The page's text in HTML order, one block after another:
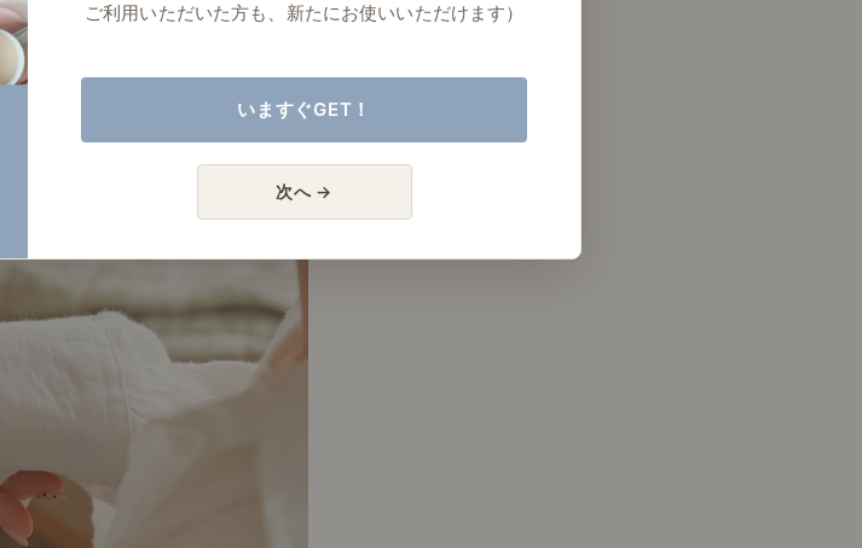
ご利用いただいた方も、新たにお使いいただけます）
いますぐGET！
次へ →